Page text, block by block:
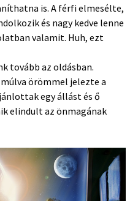
is. A férfi elmesélte,
és nagy kedve lenne
valamit. Huh, ezt
tovább az oldásban.
örömmel jelezte a
egy állást és ő
elindult az önmagának